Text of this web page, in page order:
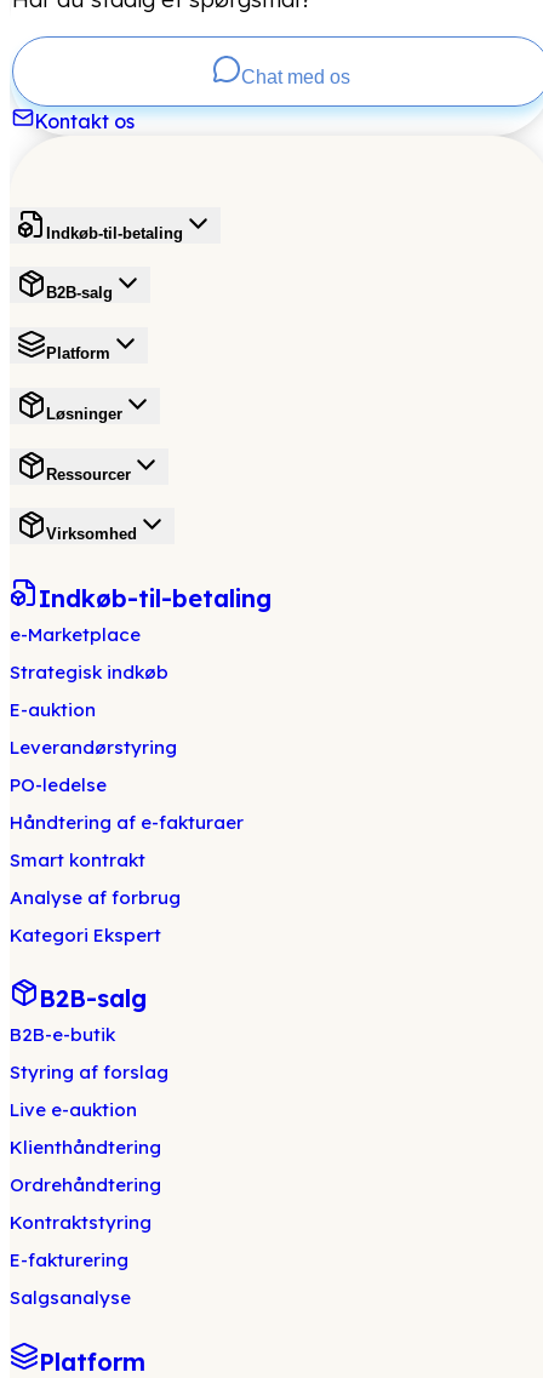
Chat med os
Kontakt os
Indkøb-til-betaling
B2B-salg
Platform
Løsninger
Ressourcer
Virksomhed
Indkøb-til-betaling
e-Marketplace
Strategisk indkøb
E-auktion
Leverandørstyring
PO-ledelse
Håndtering af e-fakturaer
Smart kontrakt
Analyse af forbrug
Kategori Ekspert
B2B-salg
B2B-e-butik
Styring af forslag
Live e-auktion
Klienthåndtering
Ordrehåndtering
Kontraktstyring
E-fakturering
Salgsanalyse
Platform